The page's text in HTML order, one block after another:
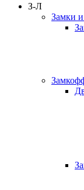
З-Л
Замки